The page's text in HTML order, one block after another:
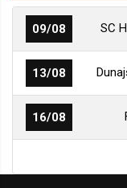
09/08 SC
13/08
16/08